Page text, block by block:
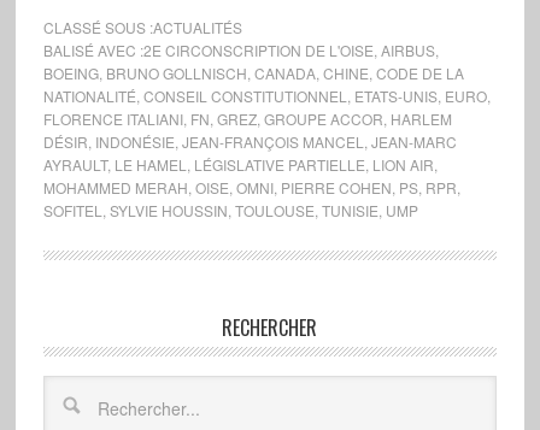
CLASSÉ SOUS :ACTUALITÉS
BALISÉ AVEC :2E CIRCONSCRIPTION DE L'OISE AIRBUS,
BOEING, BRUNO GOLLNISCH CANADA, CHINE CODE DE LA
NATIONALITÉ CONSEIL CONSTITUTIONNEL ETATS-UNIS, EURO,
FLORENCE ITALIANI, FN GREZ, GROUPE ACCOR HARLEM
DÉSIR INDONÉSIE JEAN-FRANÇOIS MANCEL
JEAN-MARC
AYRAULT, LE HAMEL LÉGISLATIVE PARTIELLE LION AIR
MOHAMMED MERAH OISE OMNI, PIERRE COHEN PS, RPR
SOFITEL
SYLVIE HOUSSIN TOULOUSE TUNISIE UMP
RECHERCHER